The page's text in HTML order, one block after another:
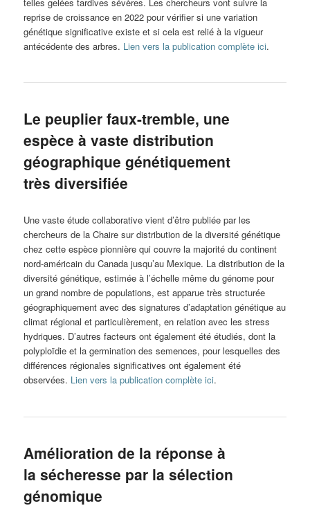
reprise de croissance en 2022 pour vérifier si une variation
génétique significative existe et si cela est relié à la vigueur
antécédente des arbres. Lien vers la publication complète ici.
Le peuplier faux-tremble, une
espèce à vaste distribution
géographique génétiquement
très diversifiée
Une vaste étude collaborative vient d’être publiée par les
chercheurs de la Chaire sur distribution de la diversité génétique
chez cette espèce pionnière qui couvre la majorité du continent
nord-américain du Canada jusqu’au Mexique. La distribution de la
diversité génétique, estimée à l’échelle même du génome pour
un grand nombre de populations, est apparue très structurée
géographiquement avec des signatures d’adaptation génétique au
climat régional et particulièrement, en relation avec les stress
hydriques. D’autres facteurs ont également été étudiés, dont la
polyploïdie et la germination des semences, pour lesquelles des
différences régionales significatives ont également été
observées. Lien vers la publication complète ici.
Amélioration de la réponse à
la sécheresse par la sélection
génomique